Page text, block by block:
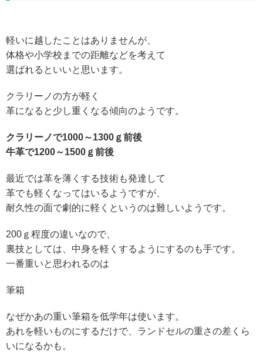
軽いに越したことはありませんが、
体格や小学校までの距離などを考えて
選ばれるといいと思います。
クラリーノの方が軽く
革になると少し重くなる傾向のようです。
クラリーノで1000～1300ｇ前後
牛革で1200～1500ｇ前後
最近では革を薄くする技術も発達して
革でも軽くなってはいるようですが、
耐久性の面で劇的に軽くというのは難しいようです。
200ｇ程度の違いなので、
裏技としては、中身を軽くするようにするのも手です。
一番重いと思われるのは
筆箱
なぜかあの重い筆箱を低学年は使います。
あれを軽いものにするだけで、ランドセルの重さの差くら
いになるかも。